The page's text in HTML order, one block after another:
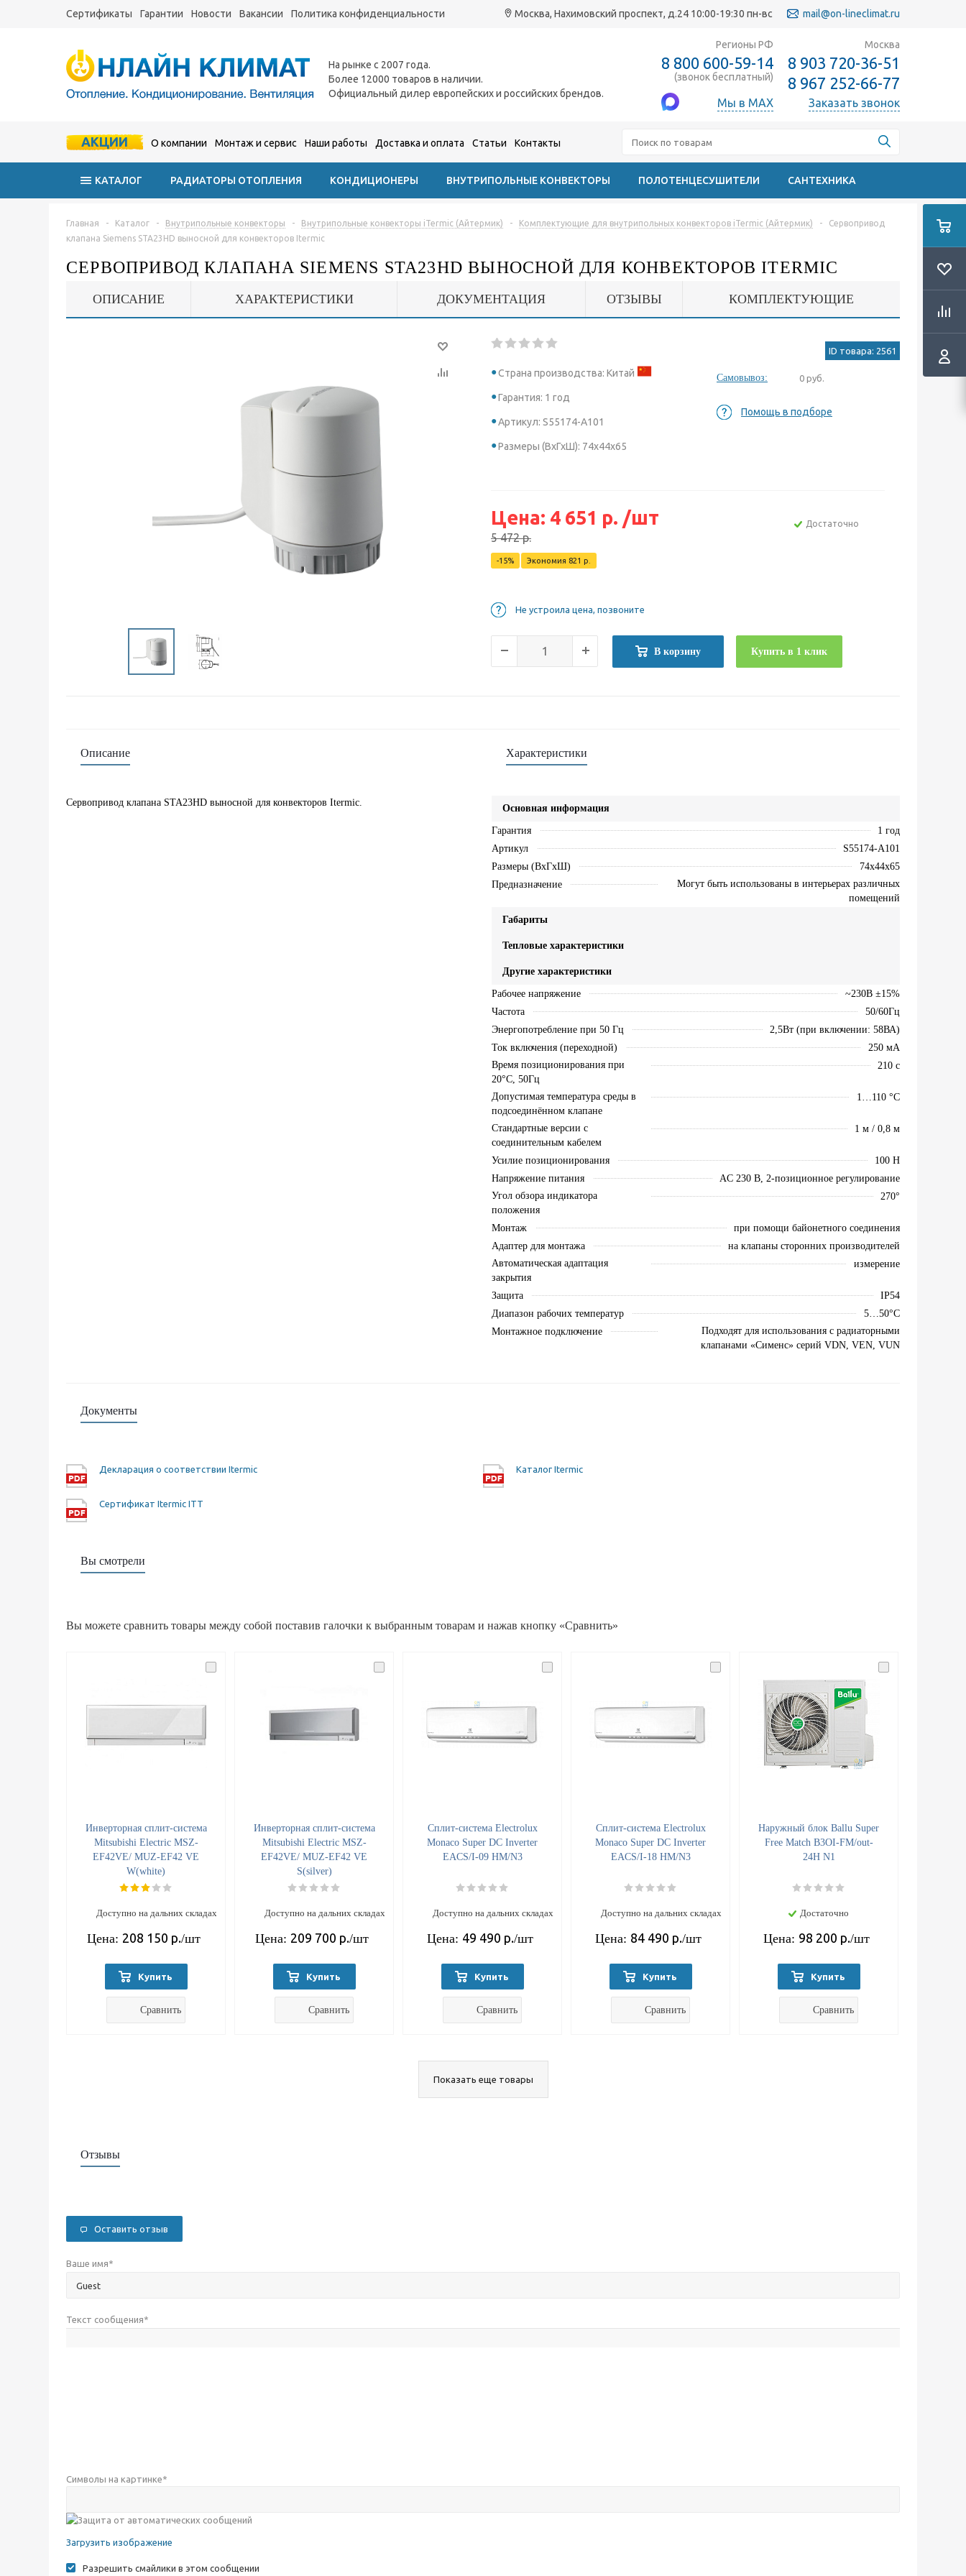
Сертификаты Гарантии Новости Вакансии Политика конфиденциальности Москва, Нахимовский проспект, д.24 10:00-19:30 пн-вс mail@on-lineclimat.ru
На рынке с 2007 года.
Более 12000 товаров в наличии.
Официальный дилер европейских и российских брендов.
Регионы РФ
8 800 600-59-14
(звонок бесплатный)
Мы в MAX
Москва
8 903 720-36-51
8 967 252-66-77
Заказать звонок
АКЦИИ О компании Монтаж и сервис Наши работы Доставка и оплата Статьи Контакты
КАТАЛОГ РАДИАТОРЫ ОТОПЛЕНИЯ КОНДИЦИОНЕРЫ ВНУТРИПОЛЬНЫЕ КОНВЕКТОРЫ ПОЛОТЕНЦЕСУШИТЕЛИ САНТЕХНИКА
Главная - Каталог - Внутрипольные конвекторы - Внутрипольные конвекторы iTermic (Айтермик) - Комплектующие для внутрипольных конвекторов iTermic (Айтермик) -
Сервопривод
клапана Siemens STA23HD выносной для конвекторов Itermic
СЕРВОПРИВОД КЛАПАНА SIEMENS STA23HD ВЫНОСНОЙ ДЛЯ КОНВЕКТОРОВ ITERMIC
ОПИСАНИЕ ХАРАКТЕРИСТИКИ ДОКУМЕНТАЦИЯ ОТЗЫВЫ КОМПЛЕКТУЮЩИЕ
Страна производства: Китай
Гарантия: 1 год
Артикул: S55174-A101
Размеры (ВхГхШ): 74х44х65
ID товара: 2561
Самовывоз: 0 руб.
Помощь в подборе
Цена: 4 651 р. /шт
5 472р.
-15% Экономия 821 р.
Достаточно
Не устроила цена, позвоните
В корзину Купить в 1 клик
Описание
Сервопривод клапана STA23HD выносной для конвекторов Itermic.
Характеристики
Основная информация
Гарантия
1 год
Артикул
S55174-A101
Размеры (ВхГхШ)
74х44х65
Предназначение
Могут быть использованы в интерьерах различных
помещений
Габариты
Тепловые характеристики
Другие характеристики
Рабочее напряжение
~230В ±15%
Частота
50/60Гц
Энергопотребление при 50 Гц
2,5Вт (при включении: 58ВА)
Ток включения (переходной)
250 мА
Время позиционирования при
20°C, 50Гц
210 с
Допустимая температура среды в
подсоединённом клапане
1…110 °C
Стандартные версии с
соединительным кабелем
1 м / 0,8 м
Усилие позиционирования
100 Н
Напряжение питания
AC 230 В, 2-позиционное регулирование
Угол обзора индикатора
положения
270°
Монтаж
при помощи байонетного соединения
Адаптер для монтажа
на клапаны сторонних производителей
Автоматическая адаптация
закрытия
измерение
Защита
IP54
Диапазон рабочих температур
5…50°C
Монтажное подключение
Подходят для использования с радиаторными
клапанами «Сименс» серий VDN, VEN, VUN
Документы
Декларация о соответствии Itermic Каталог Itermic
Сертификат Itermic ITT
Вы смотрели
Вы можете сравнить товары между собой поставив галочки к выбранным товарам и нажав кнопку «Сравнить»
Инверторная сплит-система
Mitsubishi Electric MSZ-
EF42VE/ MUZ-EF42 VE
W(white)
Доступно на дальних складах
Цена: 208 150 р./шт
Купить
Сравнить
Инверторная сплит-система
Mitsubishi Electric MSZ-
EF42VE/ MUZ-EF42 VE
S(silver)
Доступно на дальних складах
Цена: 209 700 р./шт
Купить
Сравнить
Cплит-система Electrolux
Monaco Super DC Inverter
EACS/I-09 HM/N3
Доступно на дальних складах
Цена: 49 490 р./шт
Купить
Сравнить
Cплит-система Electrolux
Monaco Super DC Inverter
EACS/I-18 HM/N3
Доступно на дальних складах
Цена: 84 490 р./шт
Купить
Сравнить
Наружный блок Ballu Super
Free Match B3OI-FM/out-
24H N1
Достаточно
Цена: 98 200 р./шт
Купить
Сравнить
Показать еще товары
Отзывы
Оставить отзыв
Ваше имя*
Текст сообщения*
Символы на картинке*
Загрузить изображение
Разрешить смайлики в этом сообщении